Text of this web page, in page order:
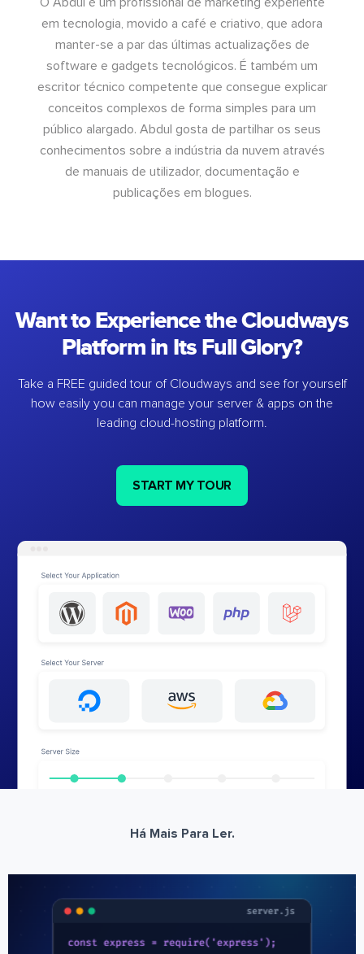
em tecnologia, movido a café e criativo, que adora
manter-se a par das últimas actualizações de
software e gadgets tecnológicos. É também um
escritor técnico competente que consegue explicar
conceitos complexos de forma simples para um
público alargado. Abdul gosta de partilhar os seus
conhecimentos sobre a indústria da nuvem através
de manuais de utilizador, documentação e
publicações em blogues.
Want to Experience the Cloudways
Platform in Its Full Glory?
Take a FREE guided tour of Cloudways and see for yourself
how easily you can manage your server & apps on the
leading cloud-hosting platform.
START MY TOUR
Há Mais Para Ler.